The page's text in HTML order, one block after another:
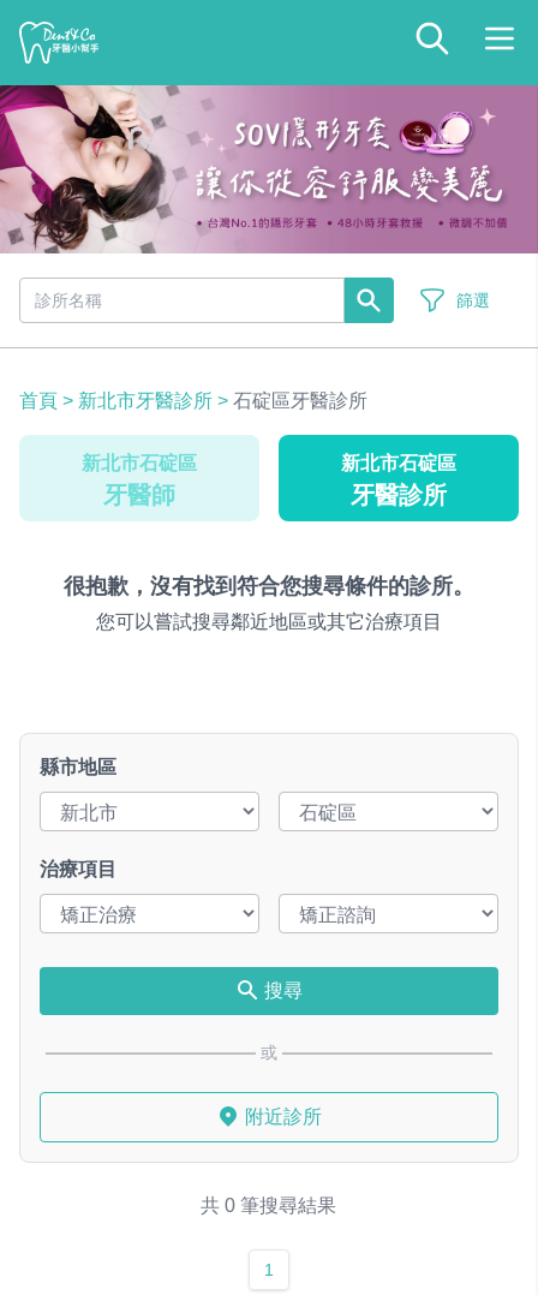
篩選
首頁 > 新北市牙醫診所 > 石碇區牙醫診所
新北市石碇區
牙醫師
新北市石碇區
牙醫診所
很抱歉，沒有找到符合您搜尋條件的診所。
您可以嘗試搜尋鄰近地區或其它治療項目
縣市地區
治療項目
搜尋
或
附近診所
共 0 筆搜尋結果
1